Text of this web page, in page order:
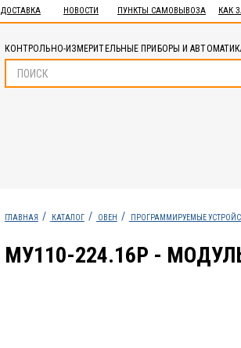
ДОСТАВКА НОВОСТИ ПУНКТЫ САМОВЫВОЗА КАК
КОНТРОЛЬНО-ИЗМЕРИТЕЛЬНЫЕ ПРИБОРЫ И
ГЛАВНАЯ КАТАЛОГ ОВЕН ПРОГРАММИРУЕМЫЕ
МУ110-224.16P -